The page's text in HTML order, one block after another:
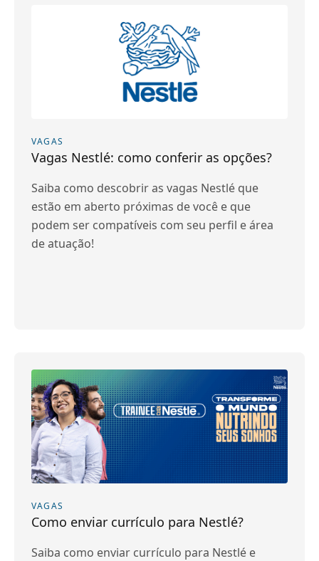
VAGAS
Vagas Nestlé: como conferir as opções?
Saiba como descobrir as vagas Nestlé que
estão em aberto próximas de você e que
podem ser compatíveis com seu perfil e área
de atuação!
VAGAS
Como enviar currículo para Nestlé?
Saiba como enviar currículo para Nestlé e